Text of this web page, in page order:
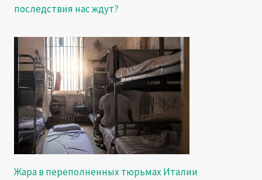
последствия нас ждут?
Жара в переполненных тюрьмах Италии